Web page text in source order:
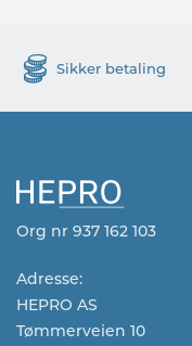
Sikker betaling
Org nr 937 162 103
Adresse:
HEPRO AS
Tømmerveien 10